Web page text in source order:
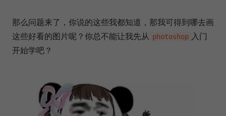
那么问题来了，你说的这些我都知道，那我可得到哪去画
这些好看的图片呢？你总不能让我先从 photoshop 入门
开始学吧？